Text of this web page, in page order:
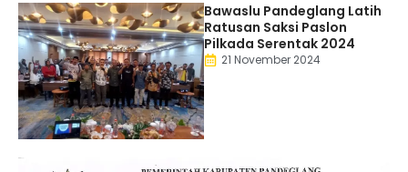
Bawaslu Pandeglang Latih
Ratusan Saksi Paslon
Pilkada Serentak 2024
21 November 2024